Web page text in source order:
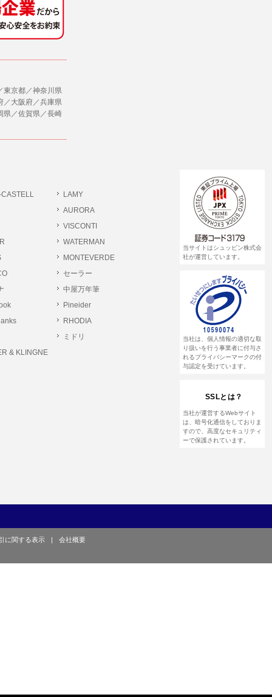
を閲覧・利用していただくためにクッ
加又は削除，利用の停止，消去及び第三
。また当社の個人情報の取り扱いに関
人情報相談窓口
東京都／神奈川県
／大阪府／兵庫県
県／佐賀県／長崎
LAMY
AURORA
VISCONTI
WATERMAN
MONTEVERDE
セーラー
中屋万年筆
Pineider
RHODIA
ミドリ
& KLINGNE
当サイトはシュッピン株式会
社が運営しています。
当社は、個人情報の適切な取
り扱いを行う事業者に付与さ
れるプライバシーマークの付
与認定を受けています。
SSLとは？
当社が運営するWebサイト
は、暗号化通信をしておりま
すので、高度なセキュリティ
ーで保護されています。
に関する表示 | 会社概要